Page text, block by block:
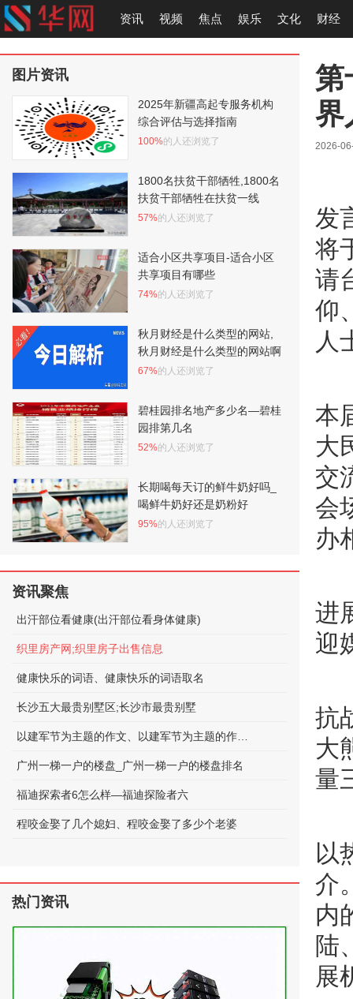
资讯 视频 焦点 娱乐 文化 财经
第
界
2026-
发
将
请
仰
人
本
大
交
会
办
进
迎
抗
大
量
以
介
内
陆
展
图片资讯
2025年新疆高起专服务机构
综合评估与选择指南
100%的人还浏览了
1800名扶贫干部牺牲,1800名
扶贫干部牺牲在扶贫一线
57%的人还浏览了
适合小区共享项目-适合小区
共享项目有哪些
74%的人还浏览了
秋月财经是什么类型的网站,
秋月财经是什么类型的网站啊
67%的人还浏览了
碧桂园排名地产多少名—碧桂
园排第几名
52%的人还浏览了
长期喝每天订的鲜牛奶好吗_
喝鲜牛奶好还是奶粉好
95%的人还浏览了
资讯聚焦
出汗部位看健康(出汗部位看身体健康)
织里房产网;织里房子出售信息
健康快乐的词语、健康快乐的词语取名
长沙五大最贵别墅区;长沙市最贵别墅
广州一梯一户的楼盘_广州一梯一户的楼盘排名
福迪探索者6怎么样—福迪探险者六
程咬金娶了几个媳妇、程咬金娶了多少个老婆
热门资讯